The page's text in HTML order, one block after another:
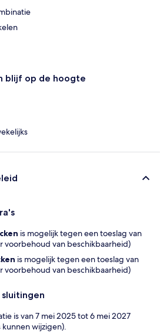
blijf op de hoogte
is mogelijk tegen een toeslag van
voorbehoud van beschikbaarheid)
is mogelijk tegen een toeslag van
voorbehoud van beschikbaarheid)
is van 7 mei 2025 tot 6 mei 2027
wijzigen).